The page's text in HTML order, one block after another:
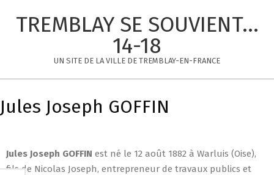
TREMBLAY SE SOUVIENT...
14-18
UN SITE DE LA VILLE DE TREMBLAY-EN-FRANCE
Navigation
Menu
Jules Joseph GOFFIN
Jules Joseph GOFFIN est né le 12 août 1882 à Warluis (Oise),
fils de Nicolas Joseph, entrepreneur de travaux publics et